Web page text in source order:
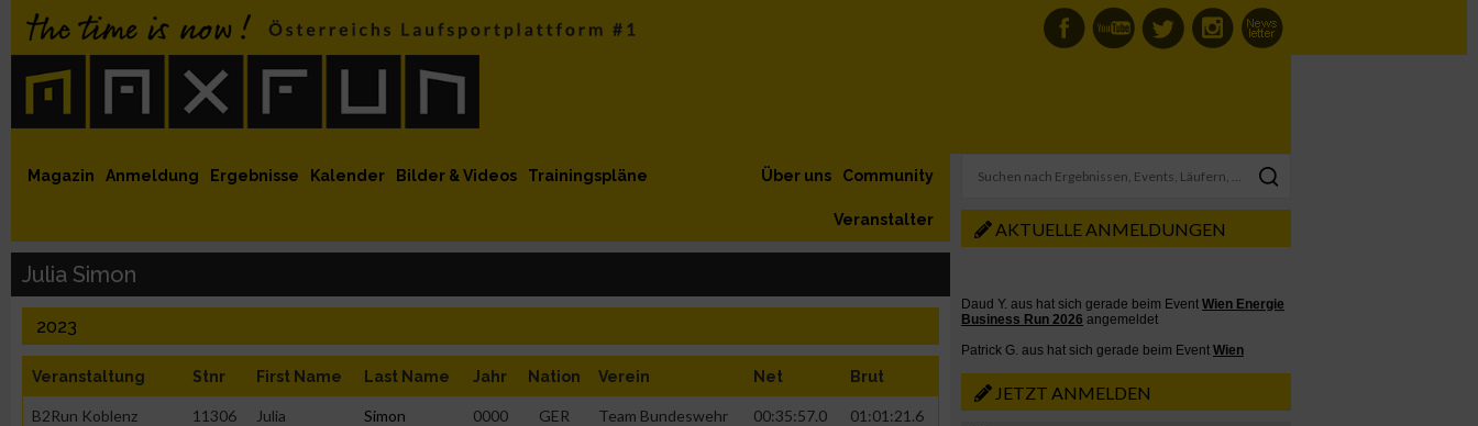
MaxFun Newsletter abonnieren
MaxFun auf Instagram
MaxFun auf Twitter
auf Youtube
auf Facebook
Magazin Anmeldung Ergebnisse Kalender Bilder & Videos Trainingspläne Community
Über uns
Veranstalter
Julia Simon
2023
Veranstaltung Stnr First Name Last Name Jahr Nation Verein Net Brut
B2Run Koblenz 11306 Julia Simon 0000 GER Team Bundeswehr 00:35:57.0 01:01:21.6
AKTUELLE ANMELDUNGEN
JETZT ANMELDEN